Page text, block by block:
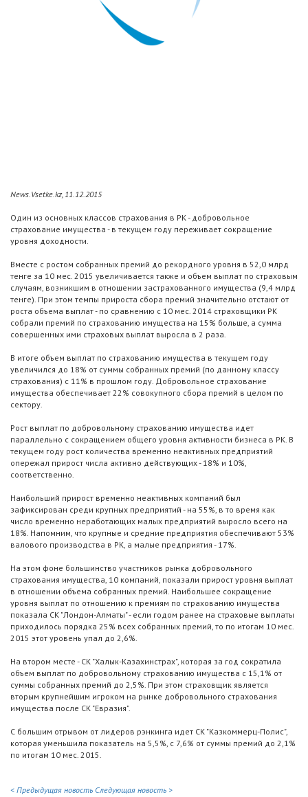
News.Vsetke.kz, 11.12.2015
Один из основных классов страхования в РК - добровольное
страхование имущества - в текущем году переживает сокращение
уровня доходности.
Вместе с ростом собранных премий до рекордного уровня в 52,0 млрд
тенге за 10 мес. 2015 увеличивается также и объем выплат по страховым
случаям, возникшим в отношении застрахованного имущества (9,4 млрд
тенге). При этом темпы прироста сбора премий значительно отстают от
роста объема выплат - по сравнению с 10 мес. 2014 страховщики РК
собрали премий по страхованию имущества на 15% больше, а сумма
совершенных ими страховых выплат выросла в 2 раза.
В итоге объем выплат по страхованию имущества в текущем году
увеличился до 18% от суммы собранных премий (по данному классу
страхования) с 11% в прошлом году. Добровольное страхование
имущества обеспечивает 22% совокупного сбора премий в целом по
сектору.
Рост выплат по добровольному страхованию имущества идет
параллельно с сокращением общего уровня активности бизнеса в РК. В
текущем году рост количества временно неактивных предприятий
опережал прирост числа активно действующих - 18% и 10%,
соответственно.
Наибольший прирост временно неактивных компаний был
зафиксирован среди крупных предприятий - на 55%, в то время как
число временно неработающих малых предприятий выросло всего на
18%. Напомним, что крупные и средние предприятия обеспечивают 53%
валового производства в РК, а малые предприятия - 17%.
На этом фоне большинство участников рынка добровольного
страхования имущества, 10 компаний, показали прирост уровня выплат
в отношении объема собранных премий. Наибольшее сокращение
уровня выплат по отношению к премиям по страхованию имущества
показала СК "Лондон-Алматы" - если годом ранее на страховые выплаты
приходилось порядка 25% всех собранных премий, то по итогам 10 мес.
2015 этот уровень упал до 2,6%.
На втором месте - СК "Халык-Казахинстрах", которая за год сократила
объем выплат по добровольному страхованию имущества с 15,1% от
суммы собранных премий до 2,5%. При этом страховщик является
вторым крупнейшим игроком на рынке добровольного страхования
имущества после СК "Евразия".
С большим отрывом от лидеров рэнкинга идет СК "Казкоммерц-Полис",
которая уменьшила показатель на 5,5%, с 7,6% от суммы премий до 2,1%
по итогам 10 мес. 2015.
< Предыдущая новость Следующая новость >